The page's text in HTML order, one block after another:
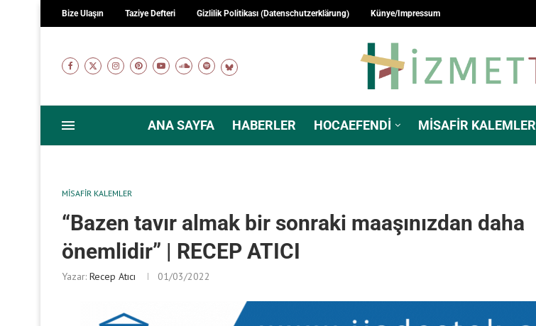
Bize Ulaşın Taziye Defteri Gizlilik Politikası (Datenschutzerklärung) Künye/Impressum
ANA SAYFA HABERLER HOCAEFENDI MISAFIR KALEMLER
MISAFIR KALEMLER
“Bazen tavır almak bir sonraki maaşınızdan daha
önemlidir” | RECEP ATICI
Yazar: Recep Atıcı 01/03/2022